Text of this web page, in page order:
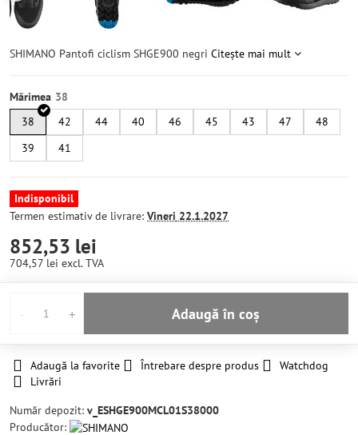
SHIMANO Pantofi ciclism SHGE900 negri Citește mai mult
Mărimea
38
42 44 40 46 45 43 47
48
39
41
Indisponibil
Termen estimativ de livrare: Vineri 22.1.2027
852,53 lei
704,57 lei excl. TVA
Adaugă în coș
Adaugă la favorite Întrebare despre produs
Watchdog
Livrări
Număr depozit: v_ESHGE900MCL01S38000
Producător: